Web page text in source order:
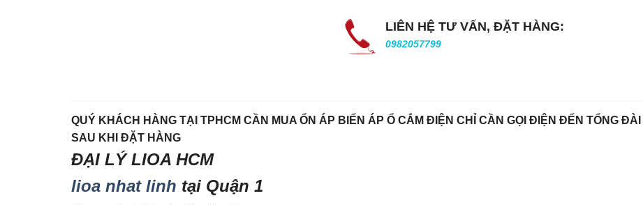
LIÊN HỆ TƯ VẤN, ĐẶT HÀNG:
0982057799
QUÝ KHÁCH HÀNG TẠI TPHCM CẦN MUA ỔN ÁP BIẾN ÁP Ổ CẮM ĐIỆN CHỈ CẦN GỌI ĐIỆN ĐẾN TỔNG
SAU KHI ĐẶT HÀNG
ĐẠI LÝ LIOA HCM
lioa nhat linh tại Quận 1